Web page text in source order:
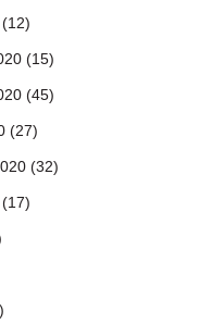
(15)
(45)
(27)
(32)